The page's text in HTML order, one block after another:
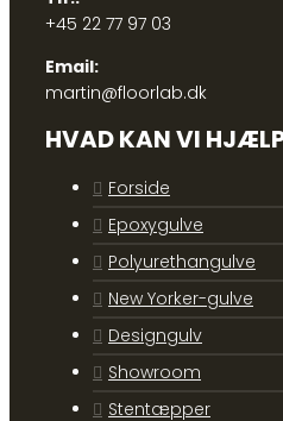
+45 22 77 97 03
Email:
martin@floorlab.dk
HVAD KAN VI
Forside
Epoxygulve
Polyurethangulve
New Yorker-gulve
Designgulv
Showroom
Stentæpper